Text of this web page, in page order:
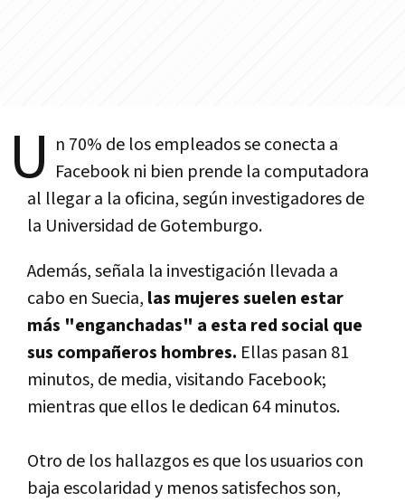
U n 70% de los empleados se conecta a
Facebook ni bien prende la computadora
al llegar a la oficina, según investigadores de
la Universidad de Gotemburgo.
Además, señala la investigación llevada a
cabo en Suecia, las mujeres suelen estar
más "enganchadas" a esta red social que
sus compañeros hombres. Ellas pasan 81
minutos, de media, visitando Facebook;
mientras que ellos le dedican 64 minutos.
Otro de los hallazgos es que los usuarios con
baja escolaridad y menos satisfechos son,